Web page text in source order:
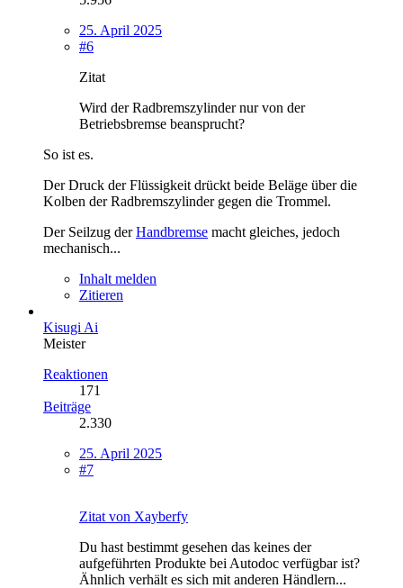
25. April 2025
#6
Zitat
Wird der Radbremszylinder nur von der
Betriebsbremse beansprucht?
So ist es.
Der Druck der Flüssigkeit drückt beide Beläge über die
Kolben der Radbremszylinder gegen die Trommel.
Der Seilzug derHandbremse macht gleiches, jedoch
mechanisch...
Inhalt melden
Zitieren
Kisugi Ai
Meister
Reaktionen
171
Beiträge
2.330
25. April 2025
#7
Zitat von Xayberfy
Du hast bestimmt gesehen das keines der
aufgeführten Produkte bei Autodoc verfügbar ist?
Ähnlich verhält es sich mit anderen Händlern...